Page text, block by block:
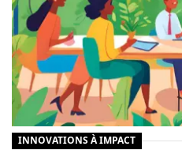
INNOVATIONS À IMPACT